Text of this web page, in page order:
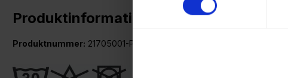
Produktinformationen
Produktnummer: 21705001-P